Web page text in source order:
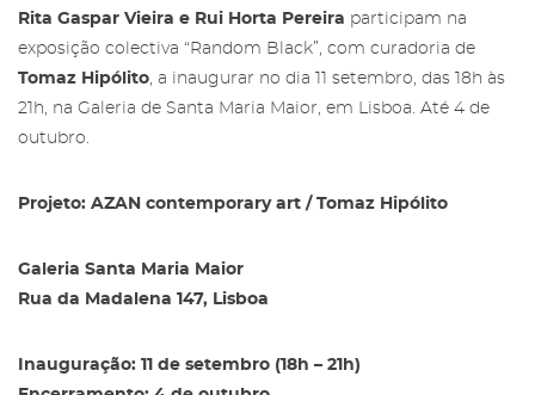
Rita Gaspar Vieira e Rui Horta Pereira participam na
exposição colectiva “Random Black”, com curadoria de
Tomaz Hipólito , a inaugurar no dia 11 setembro, das 18h às
21h, na Galeria de Santa Maria Maior, em Lisboa. Até 4 de
outubro.
Projeto: AZAN contemporary art / Tomaz Hipólito
Galeria Santa Maria Maior
Rua da Madalena 147, Lisboa
Inauguração: 11 de setembro (18h – 21h)
Área reservada para Amigos das
Salgadeiras
Mais informação sobre os Amigos das
Salgadeiras, aqui
Subscreva a newsletter da Galeria
Preencha os dados e prima 'Subscrever'